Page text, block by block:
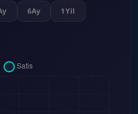
6Ay 1Yil